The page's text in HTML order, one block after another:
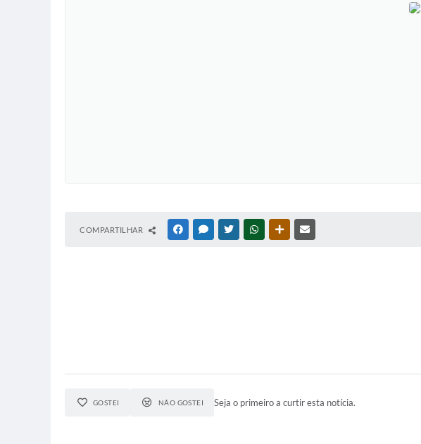
COMPARTILHAR FACEBOOKMESSENGER
TWITTERWHATSAPPOUTRAS MÍDIAS
GOSTEI NÃO GOSTEI Seja o primeiro a curtir esta notícia.